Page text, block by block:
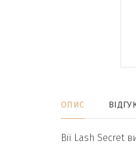
ОПИС
Вії Lash Secret